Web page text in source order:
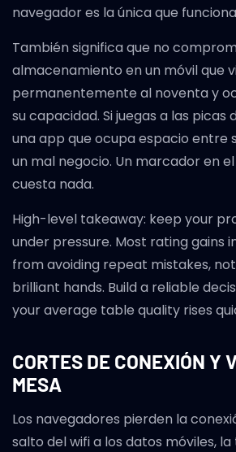
navegador es la única que
También significa que no
almacenamiento en un móvil que
permanentemente al noventa y
su capacidad. Si juegas a las picas
una app que ocupa espacio entre
un mal negocio. Un marcador en
cuesta nada.
High-level takeaway: keep your
under pressure. Most rating gains
from avoiding repeat mistakes,
brilliant hands. Build a reliable
your average table quality rises
CORTES DE CONEXIÓN Y
MESA
Los navegadores pierden la
salto del wifi a los datos móviles,